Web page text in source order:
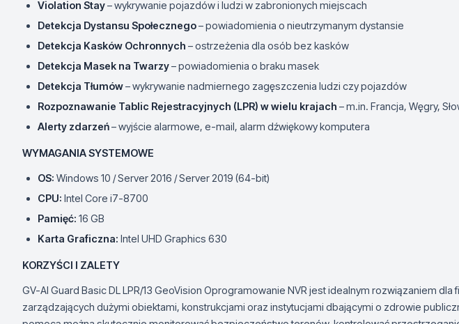
Violation Stay– wykrywanie pojazdów i ludzi w zabronionych miejscach
Detekcja Dystansu Społecznego– powiadomienia o nieutrzymanym dystansie
Detekcja Kasków Ochronnych – ostrzeżenia dla osób bez kasków
Detekcja Masek na Twarzy– powiadomienia o braku masek
Detekcja Tłumów– wykrywanie nadmiernego zagęszczenia ludzi czy pojazdów
Rozpoznawanie Tablic Rejestracyjnych (LPR) w wielu krajach – m.in. Francja, Węgry,
Alerty zdarzeń– wyjście alarmowe, e-mail, alarm dźwiękowy komputera
WYMAGANIA SYSTEMOWE
OS: Windows 10 / Server 2016 / Server 2019 (64-bit)
CPU: Intel Core i7-8700
Pamięć: 16 GB
Karta Graficzna: Intel UHD Graphics 630
KORZYŚCI I ZALETY
GV-AI Guard Basic DL LPR/13 GeoVision Oprogramowanie NVR jest idealnym rozwiązaniem dla
zarządzających dużymi obiektami, konstrukcjami oraz instytucjami dbającymi o zdrowie